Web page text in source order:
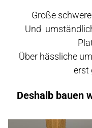
Große
Und
Über hässliche
erst
Deshalb bauen